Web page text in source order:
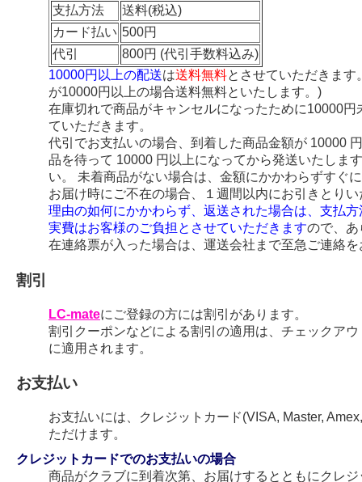
支払方法
送料(税込)
カード払い 500円
代引
800円 (代引手数料込み)
10000円以上の配送は送料無料とさせていただきま
が10000円以上の場合送料無料といたします。)
在庫切れで商品がキャンセルになったために10000
ていただきます。
代引でお支払いの場合、到着した商品金額が 10000
品を待って 10000 円以上になってから発送いたしま
い。 未着商品がない場合は、金額にかかわらずすぐ
お届け時にご不在の場合、１週間以内にお引きとり
理由の如何にかかわらず、返送された場合は、支払
実費はお客様のご負担とさせていただきますので、あ
在連絡票が入った場合は、運送会社まで至急ご連絡
割引
LC-mateにご登録の方には割引があります。
割引クーポンなどによる割引の適用は、チェックア
に適用されます。
お支払い
お支払いには、クレジットカード(VISA, Master,
ただけます。
クレジットカードでのお支払いの場合
商品がクラブに到着次第、お届けするとともにクレ